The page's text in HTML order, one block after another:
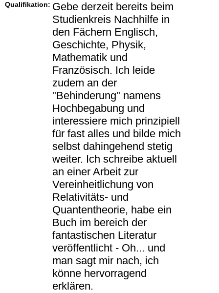
Qualifikation: Gebe derzeit bereits beim
Studienkreis Nachhilfe in
den Fächern Englisch,
Geschichte, Physik,
Mathematik und
Französisch. Ich leide
zudem an der
"Behinderung" namens
Hochbegabung und
interessiere mich prinzipiell
für fast alles und bilde mich
selbst dahingehend stetig
weiter. Ich schreibe aktuell
an einer Arbeit zur
Vereinheitlichung von
Relativitäts- und
Quantentheorie, habe ein
Buch im bereich der
fantastischen Literatur
veröffentlicht - Oh... und
man sagt mir nach, ich
könne hervorragend
erklären.